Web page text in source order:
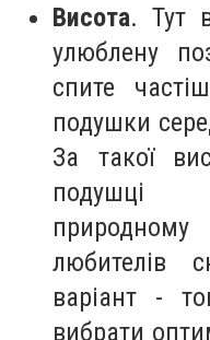
Висота. Тут
улюблену
спите
подушки
За такої
подушці
любителів
варіант -
вибрати